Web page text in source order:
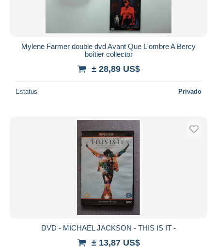
Mylene Farmer double dvd Avant Que L'ombre A Bercy
boîtier collector
± 28,89 US$
Estatus Privado
DVD - MICHAEL JACKSON - THIS IS IT -
± 13,87 US$